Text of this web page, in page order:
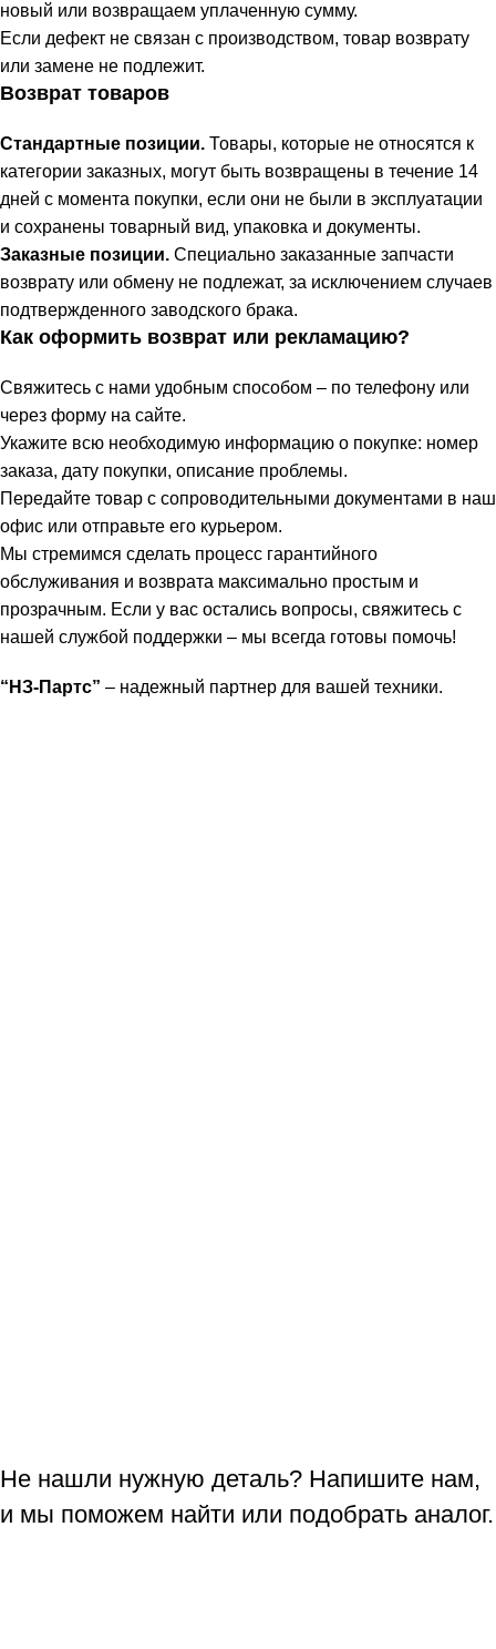
новый или возвращаем уплаченную сумму.
Если дефект не связан с производством, товар возврату
или замене не подлежит.
Возврат товаров
Стандартные позиции. Товары, которые не относятся к
категории заказных, могут быть возвращены в течение 14
дней с момента покупки, если они не были в эксплуатации
и сохранены товарный вид, упаковка и документы.
Заказные позиции. Специально заказанные запчасти
возврату или обмену не подлежат, за исключением случаев
подтвержденного заводского брака.
Как оформить возврат или рекламацию?
Свяжитесь с нами удобным способом – по телефону или
через форму на сайте.
Укажите всю необходимую информацию о покупке: номер
заказа, дату покупки, описание проблемы.
Передайте товар с сопроводительными документами в наш
офис или отправьте его курьером.
Мы стремимся сделать процесс гарантийного
обслуживания и возврата максимально простым и
прозрачным. Если у вас остались вопросы, свяжитесь с
нашей службой поддержки – мы всегда готовы помочь!
“НЗ-Партс” – надежный партнер для вашей техники.
Не нашли нужную деталь? Напишите нам,
и мы поможем найти или подобрать аналог.